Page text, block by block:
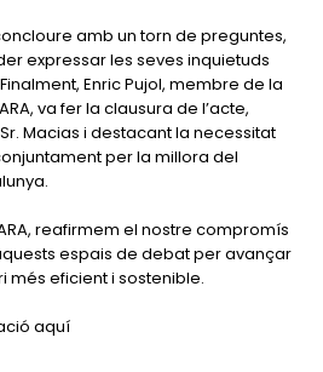
amb un torn de preguntes,
expressar les seves inquietuds
Enric Pujol, membre de la
va fer la clausura de l’acte,
Macias i destacant la necessitat
per la millora del
reafirmem el nostre compromís
espais de debat per avançar
més eficient i sostenible.
aquí